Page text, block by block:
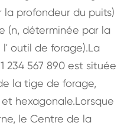
profondeur du puits)
(n, déterminée par la
outil de forage).La
234 567 890 est située
la tige de forage,
hexagonale.Lorsque
le Centre de la